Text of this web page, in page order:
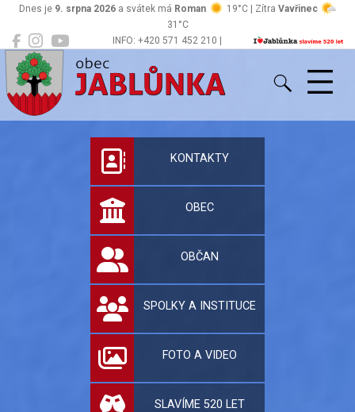
INFO: +420 571 452 210 |
Dnes je 9. srpna 2026 a svátek má Roman 19°C | Zítra Vavřinec
31°C
Jablůnka
Oficiální stránky
KONTAKTY
OBEC
OBČAN
SPOLKY A INSTITUCE
FOTO A VIDEO
SLAVÍME 520 LET